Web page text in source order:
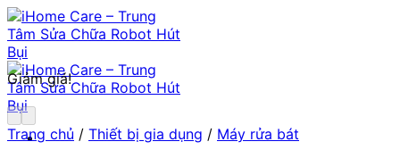
Chuyển
đến
nội
dung
Giảm giá!
Trang chủ / Thiết bị gia dụng / Máy rửa bát